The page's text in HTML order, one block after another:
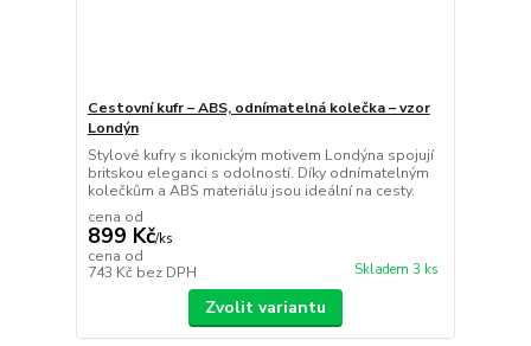
Cestovní kufr – ABS, odnímatelná kolečka – vzor
Londýn
Stylové kufry s ikonickým motivem Londýna spojují
britskou eleganci s odolností. Díky odnímatelným
kolečkům a ABS materiálu jsou ideální na cesty.
cena od
899 Kč/ks
cena od
743 Kč bez DPH Skladem 3 ks
Zvolit variantu